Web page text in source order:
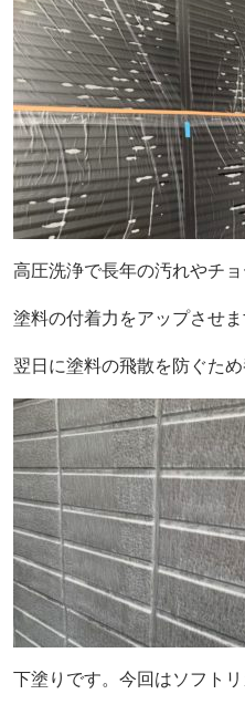
高圧洗浄で長年の汚れやチ
塗料の付着力をアップさせま
翌日に塗料の飛散を防ぐため
下塗りです。今回はソフト